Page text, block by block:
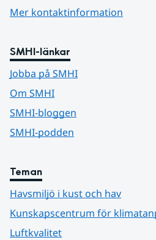
Mer kontaktinformation
SMHI-länkar
Jobba på SMHI
Om SMHI
SMHI-bloggen
SMHI-podden
Teman
Havsmiljö i kust och hav
Kunskapscentrum för
Luftkvalitet